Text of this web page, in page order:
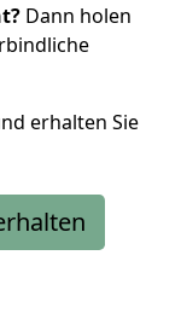
Dann holen
erhalten Sie